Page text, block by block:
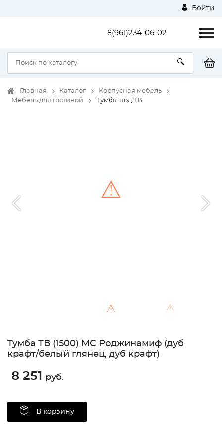
Войти
8(961)234-06-02
Главная Каталог
Корпусная мебель
Мебель для гостиной
Тумбы под ТВ
⚠ ⚠
⚠
Тумба ТВ (1500) МС Роджинамиф (дуб
крафт/белый глянец, дуб крафт)
8 251 руб.
В корзину